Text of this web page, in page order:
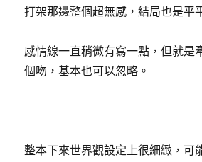
打架那邊整個超無感，結局也是平
感情線一直稍微有寫一點，但就是
個吻，基本也可以忽略。
整本下來世界觀設定上很細緻，可